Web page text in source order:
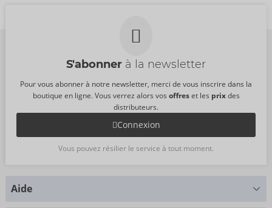
S'abonner à la newsletter
Pour vous abonner à notre newsletter, merci de vous inscrire dans la
boutique en ligne. Vous verrez alors vos offreset les prixdes
distributeurs.
Connexion
Vous pouvez résilier le service à tout moment.
Aide